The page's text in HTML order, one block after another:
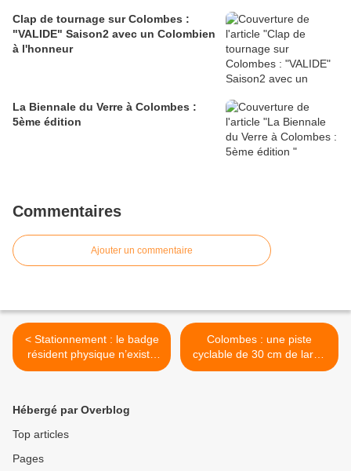
Clap de tournage sur Colombes :
"VALIDE" Saison2 avec un Colombien
à l'honneur
La Biennale du Verre à Colombes :
5ème édition
Commentaires
Ajouter un commentaire
< Stationnement : le badge
résident physique n’existe
plus !!!
Colombes : une piste
cyclable de 30 cm de large
avenue de l'agent Sarre ! >
Hébergé par Overblog
Top articles
Pages